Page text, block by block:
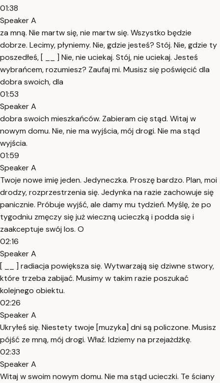
01:38
Speaker A
za mną. Nie martw się, nie martw się. Wszystko będzie
dobrze. Lecimy, płyniemy. Nie, gdzie jesteś? Stój. Nie, gdzie ty
poszedłeś, [ __ ] Nie, nie uciekaj. Stój, nie uciekaj. Jesteś
wybrańcem, rozumiesz? Zaufaj mi. Musisz się poświęcić dla
dobra swoich, dla
01:53
Speaker A
dobra swoich mieszkańców. Zabieram cię stąd. Witaj w
nowym domu. Nie, nie ma wyjścia, mój drogi. Nie ma stąd
wyjścia.
01:59
Speaker A
Twoje nowe imię jeden. Jedyneczka. Proszę bardzo. Plan, moi
drodzy, rozprzestrzenia się. Jedynka na razie zachowuje się
panicznie. Próbuje wyjść, ale damy mu tydzień. Myślę, że po
tygodniu zmęczy się już wieczną ucieczką i podda się i
zaakceptuje swój los. O
02:16
Speaker A
[ __ ] radiacja powiększa się. Wytwarzają się dziwne stwory,
które trzeba zabijać. Musimy w takim razie poszukać
kolejnego obiektu.
02:26
Speaker A
Ukryłeś się. Niestety twoje [muzyka] dni są policzone. Musisz
pójść ze mną, mój drogi. Właź. Idziemy na przejażdżkę.
02:33
Speaker A
Witaj w swoim nowym domu. Nie ma stąd ucieczki. Te ściany